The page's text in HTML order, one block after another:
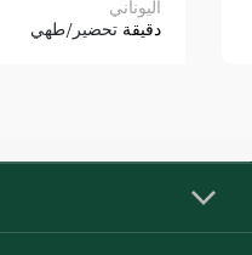
اليوناني
دقيقة تحضير/طهي